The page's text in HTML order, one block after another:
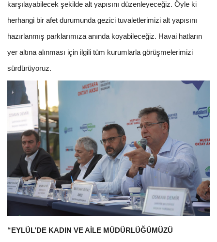
karşılayabilecek şekilde alt yapısını düzenleyeceğiz. Öyle ki
herhangi bir afet durumunda gezici tuvaletlerimizi alt yapısını
hazırlanmış parklarımıza anında koyabileceğiz. Havai hatların
yer altına alınması için ilgili tüm kurumlarla görüşmelerimizi
sürdürüyoruz.
“EYLÜL’DE KADIN VE AİLE MÜDÜRLÜĞÜMÜZÜ